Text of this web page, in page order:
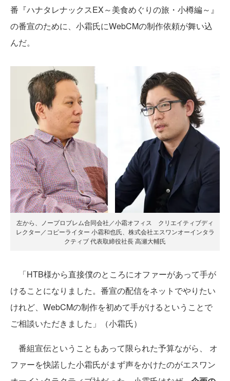
番『ハナタレナックスEX～美食めぐりの旅・小樽編～』
の番宣のために、小霜氏にWebCMの制作依頼が舞い込
んだ。
左から、ノープロブレム合同会社／小霜オフィス クリエイティブディ
レクター／コピーライター 小霜和也氏、株式会社エスワンオーインタラ
クティブ 代表取締役社長 高瀬大輔氏
「HTB様から直接僕のところにオファーがあって手が
けることになりました。番宣の配信をネットでやりたい
けれど、WebCMの制作を初めて手がけるということで
ご相談いただきました」（小霜氏）
番組宣伝ということもあって限られた予算ながら、 オ
ファーを快諾した小霜氏がまず声をかけたのがエスワン